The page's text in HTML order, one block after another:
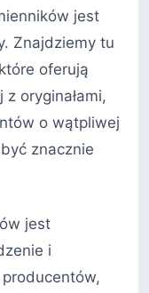
jest
Znajdziemy tu
oferują
oryginałami,
o wątpliwej
znacznie
jest
i